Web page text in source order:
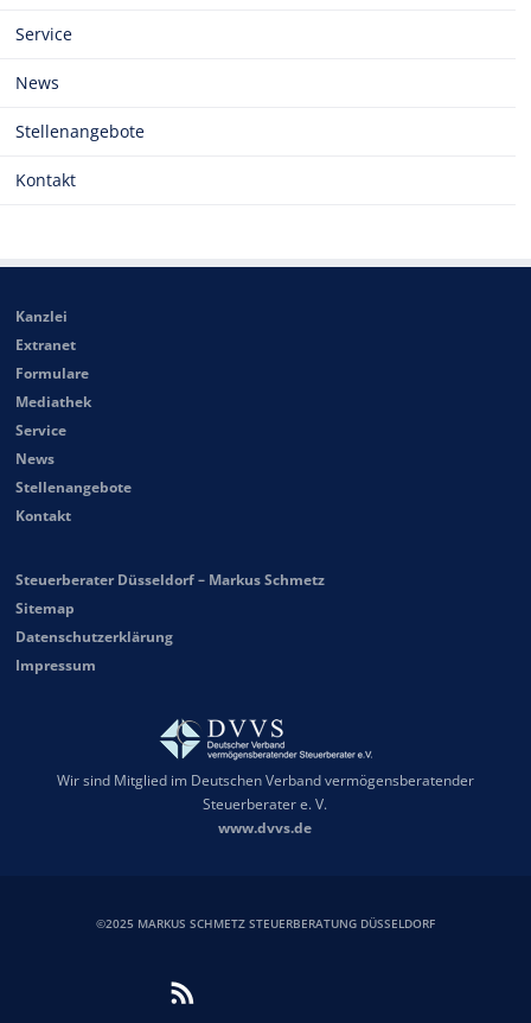
Service
News
Stellenangebote
Kontakt
Kanzlei
Extranet
Formulare
Mediathek
Service
News
Stellenangebote
Kontakt
Steuerberater Düsseldorf – Markus Schmetz
Sitemap
Datenschutzerklärung
Impressum
Wir sind Mitglied im Deutschen Verband vermögensberatender
Steuerberater e. V.
www.dvvs.de
©2025 MARKUS SCHMETZ STEUERBERATUNG DÜSSELDORF